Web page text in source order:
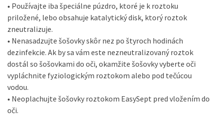
• Používajte iba špeciálne púzdro, ktoré je k roztoku
priložené, lebo obsahuje katalytický disk, ktorý roztok
zneutralizuje.
• Nenasadzujte šošovky skôr nez po štyroch hodinách
dezinfekcie. Ak by sa vám este nezneutralizovaný roztok
dostál so šošovkami do oči, okamžite šošovky vyberte oči
vypláchnite fyziologickým roztokom alebo pod tečúcou
vodou.
• Neoplachujte šošovky roztokom EasySept pred vložením do
oči.